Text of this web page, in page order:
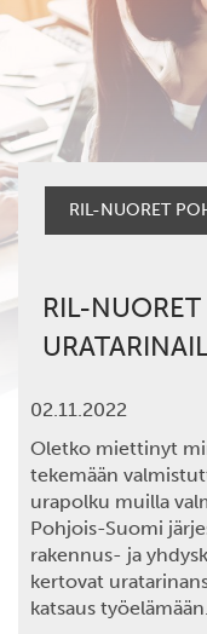
RIL-NUORET
RIL-
02.11.2022
Oletko miettinyt
tekemään
urapolku muilla
Pohjois-Suomi
rakennus- ja
kertovat
katsaus työelämään.